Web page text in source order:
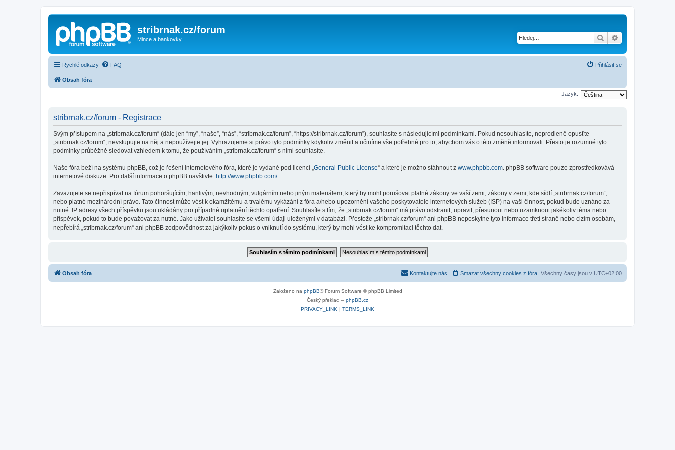
stribrnak.cz/forum
Mince a bankovky Hledat
Rychlé odkazy FAQ Přihlásit se
Obsah fóra
Jazyk:
stribrnak.cz/forum - Registrace
Svým přístupem na „stribrnak.cz/forum“ (dále jen “my”, “naše”, “nás”, “stribrnak.cz/forum”, “https://stribrnak.cz/forum”), souhlasíte s následujícími podmínkami. Pokud nesouhlasíte, neprodleně opusťte
„stribrnak.cz/forum“, nevstupujte na něj a nepoužívejte jej. Vyhrazujeme si právo tyto podmínky kdykoliv změnit a učiníme vše potřebné pro to, abychom vás o této změně informovali. Přesto je rozumné tyto
podmínky průběžně sledovat vzhledem k tomu, že používáním „stribrnak.cz/forum“ s nimi souhlasíte.
Naše fóra beží na systému phpBB, což je řešení internetového fóra, které je vydané pod licencí „General Public License“ a které je možno stáhnout z www.phpbb.com. phpBB software pouze zprostředkovává
internetové diskuze. Pro další informace o phpBB navštivte: http://www.phpbb.com/.
Zavazujete se nepřispívat na fórum pohoršujícím, hanlivým, nevhodným, vulgárním nebo jiným materiálem, který by mohl porušovat platné zákony ve vaší zemi, zákony v zemi, kde sídlí „stribrnak.cz/forum“,
nebo platné mezinárodní právo. Tato činnost může vést k okamžitému a trvalému vykázání z fóra a/nebo upozornění vašeho poskytovatele internetových služeb (ISP) na vaši činnost, pokud bude uznáno za
nutné. IP adresy všech příspěvků jsou ukládány pro případné uplatnění těchto opatření. Souhlasíte s tím, že „stribrnak.cz/forum“ má právo odstranit, upravit, přesunout nebo uzamknout jakékoliv téma nebo
příspěvek, pokud to bude považovat za nutné. Jako uživatel souhlasíte se všemi údaji uloženými v databázi. Přestože „stribrnak.cz/forum“ ani phpBB neposkytne tyto informace třetí straně nebo cizím osobám,
nepřebírá „stribrnak.cz/forum“ ani phpBB zodpovědnost za jakýkoliv pokus o vniknutí do systému, který by mohl vést ke kompromitaci těchto dat.
Obsah fóra Všechny časy jsou v UTC+02:00
Smazat všechny cookies z fóra
Kontaktujte nás
Založeno na phpBB® Forum Software © phpBB Limited
Český překlad – phpBB.cz
PRIVACY_LINK | TERMS_LINK